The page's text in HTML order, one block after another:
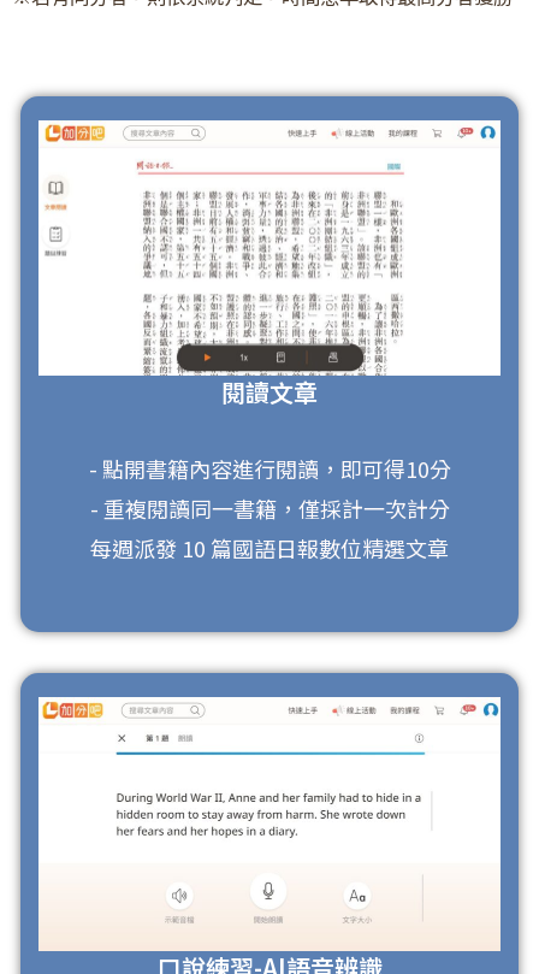
閱讀文章
- 點開書籍內容進行閱讀，即可得10分
- 重複閱讀同一書籍，僅採計一次計分
每週派發 10 篇國語日報數位精選文章